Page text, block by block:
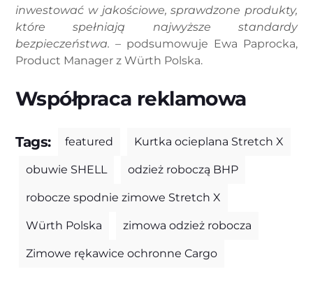
inwestować w jakościowe, sprawdzone produkty,
które spełniają najwyższe standardy
bezpieczeństwa. – podsumowuje Ewa Paprocka,
Product Manager z Würth Polska.
Współpraca reklamowa
Tags: featured Kurtka ocieplana Stretch X
obuwie SHELL odzież roboczą BHP
robocze spodnie zimowe Stretch X
Würth Polska zimowa odzież robocza
Zimowe rękawice ochronne Cargo